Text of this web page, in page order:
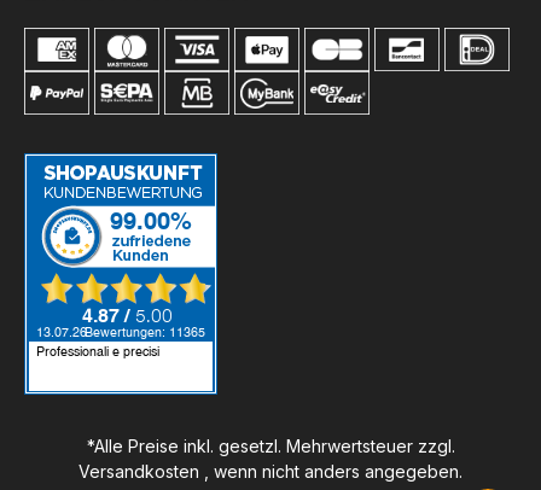
*Alle Preise inkl. gesetzl. Mehrwertsteuer zzgl.
Versandkosten , wenn nicht anders angegeben.